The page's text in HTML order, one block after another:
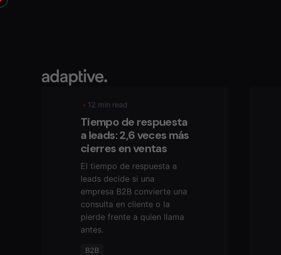
S
12 min read
Tiempo de respuesta
a leads: 2,6 veces más
cierres en ventas
El tiempo de respuesta a
leads decide si una
empresa B2B convierte una
consulta en cliente o la
pierde frente a quien llama
antes.
B2B